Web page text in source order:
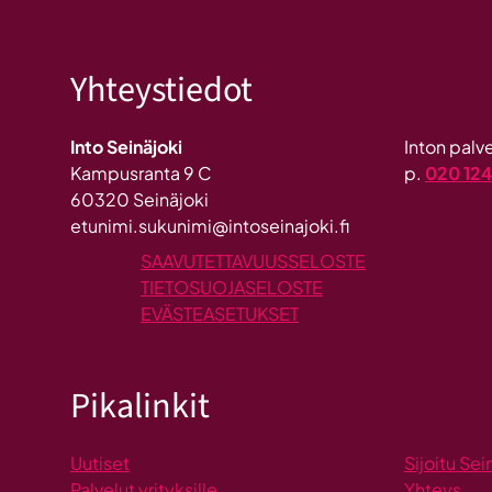
Yhteystiedot
Into Seinäjoki
Kampusranta 9 C
60320 Seinäjoki
etunimi.sukunimi@intoseinajoki.fi
Inton
p. 020
SAAVUTETTAVUUSSELOSTE
TIETOSUOJASELOSTE
EVÄSTEASETUKSET
Pikalinkit
Uutiset
Sijoitu